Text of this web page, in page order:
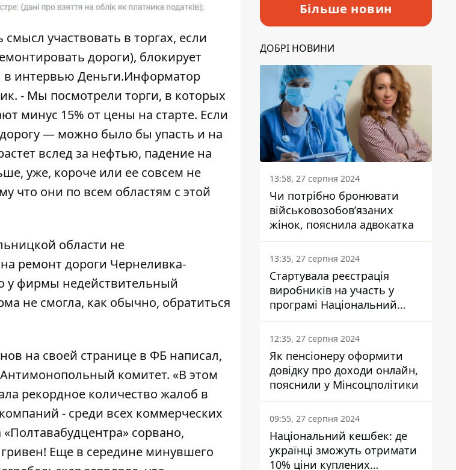
участвовать в торгах, если
дороги), блокирует
в интервью Деньги.Информатор
. - Мы посмотрели торги, в которых
минус 15% от цены на старте. Если
— можно было бы упасть и на
вслед за нефтью, падение на
уже, короче или ее совсем не
что они по всем областям с этой
области не
ремонт дороги Чернеливка-
у фирмы недействительный
не смогла, как обычно, обратиться
на своей странице в ФБ написал,
комитет. «В этом
рекордное количество жалоб в
- среди всех коммерческих
сорвано,
Еще в середине минувшего
Більше новин
ДОБРІ НОВИНИ
13:58, 27 серпня 2024
Чи потрібно бронювати
військовозобов’язаних
жінок, пояснила адвокатка
13:35, 27 серпня 2024
Стартувала реєстрація
виробників на участь у
програмі Національний
кешбек: як це зробити
через портал Дія
12:35, 27 серпня 2024
Як пенсіонеру оформити
довідку про доходи онлайн,
пояснили у Мінсоцполітики
09:55, 27 серпня 2024
Національний кешбек: де
українці зможуть отримати
10% ціни куплених